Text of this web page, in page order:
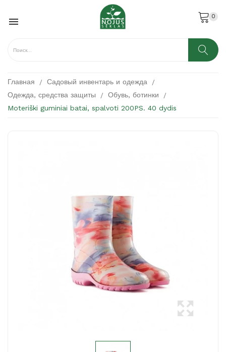
 0
Главная
Садовый инвентарь и одежда
Одежда, средства защиты
Обувь, ботинки
Moteriški guminiai batai, spalvoti 200PS. 40 dydis